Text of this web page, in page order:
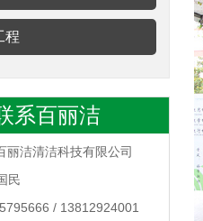
程
系百丽洁
丽洁清洁科技有限公司
民
/ 13812924001